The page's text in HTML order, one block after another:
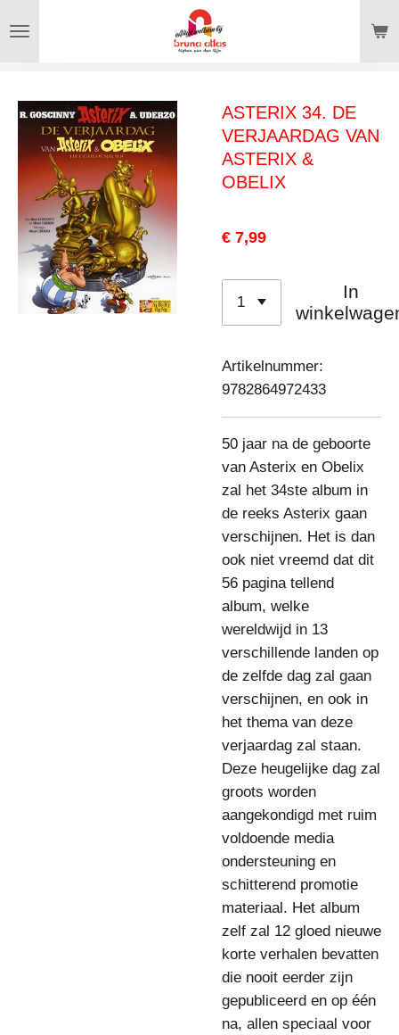
direct
hoofdinhoud
ASTERIX 34. DE
VERJAARDAG VAN
ASTERIX &
OBELIX
€ 7,99
In
Artikelnummer:
9782864972433
50 jaar na de geboorte
van Asterix en Obelix
zal het 34ste album in
de reeks Asterix gaan
verschijnen. Het is dan
ook niet vreemd dat dit
56 pagina tellend
album, welke
wereldwijd in 13
verschillende landen op
de zelfde dag zal gaan
verschijnen, en ook in
het thema van deze
verjaardag zal staan.
Deze heugelijke dag zal
groots worden
aangekondigd met ruim
voldoende media
ondersteuning en
schitterend promotie
materiaal. Het album
zelf zal 12 gloed nieuwe
korte verhalen bevatten
die nooit eerder zijn
gepubliceerd en op één
na, allen speciaal voor